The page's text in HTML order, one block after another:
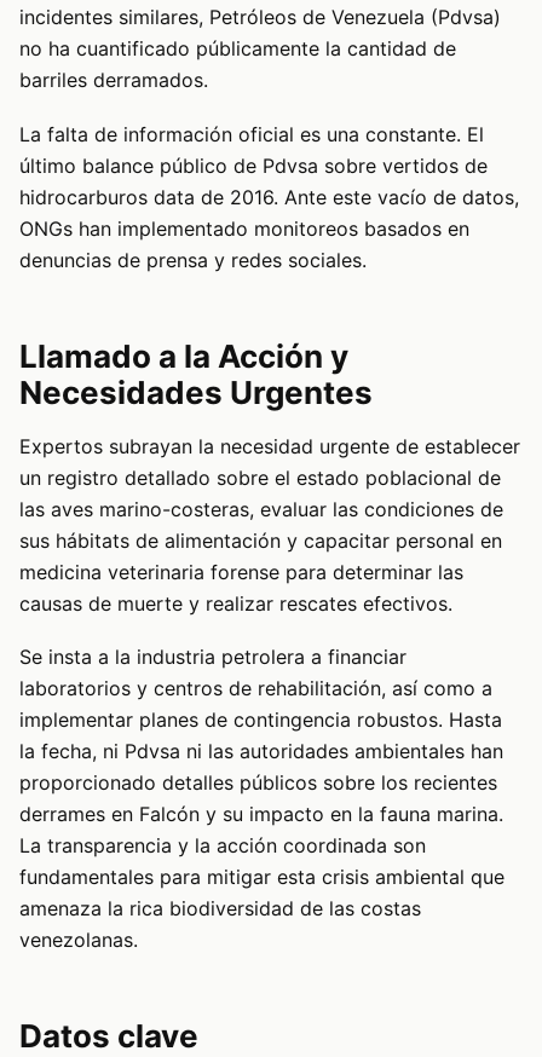
incidentes similares, Petróleos de Venezuela (Pdvsa)
no ha cuantificado públicamente la cantidad de
barriles derramados.
La falta de información oficial es una constante. El
último balance público de Pdvsa sobre vertidos de
hidrocarburos data de 2016. Ante este vacío de datos,
ONGs han implementado monitoreos basados en
denuncias de prensa y redes sociales.
Llamado a la Acción y
Necesidades Urgentes
Expertos subrayan la necesidad urgente de establecer
un registro detallado sobre el estado poblacional de
las aves marino-costeras, evaluar las condiciones de
sus hábitats de alimentación y capacitar personal en
medicina veterinaria forense para determinar las
causas de muerte y realizar rescates efectivos.
Se insta a la industria petrolera a financiar
laboratorios y centros de rehabilitación, así como a
implementar planes de contingencia robustos. Hasta
la fecha, ni Pdvsa ni las autoridades ambientales han
proporcionado detalles públicos sobre los recientes
derrames en Falcón y su impacto en la fauna marina.
La transparencia y la acción coordinada son
fundamentales para mitigar esta crisis ambiental que
amenaza la rica biodiversidad de las costas
venezolanas.
Datos clave